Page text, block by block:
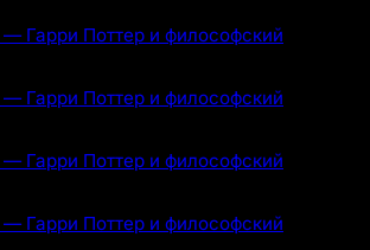
Гарри Поттер и философский
Гарри Поттер и философский
Гарри Поттер и философский
Гарри Поттер и философский